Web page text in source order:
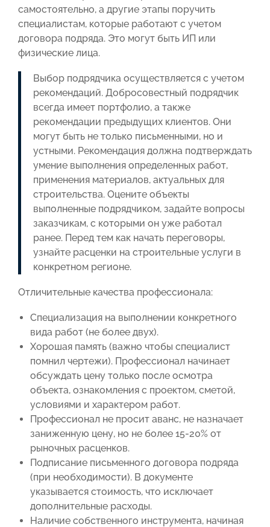
самостоятельно, а другие этапы поручить
специалистам, которые работают с учетом
договора подряда. Это могут быть ИП или
физические лица.
Выбор подрядчика осуществляется с учетом
рекомендаций. Добросовестный подрядчик
всегда имеет портфолио, а также
рекомендации предыдущих клиентов. Они
могут быть не только письменными, но и
устными. Рекомендация должна подтверждать
умение выполнения определенных работ,
применения материалов, актуальных для
строительства. Оцените объекты
выполненные подрядчиком, задайте вопросы
заказчикам, с которыми он уже работал
ранее. Перед тем как начать переговоры,
узнайте расценки на строительные услуги в
конкретном регионе.
Отличительные качества профессионала:
Специализация на выполнении конкретного
вида работ (не более двух).
Хорошая память (важно чтобы специалист
помнил чертежи). Профессионал начинает
обсуждать цену только после осмотра
объекта, ознакомления с проектом, сметой,
условиями и характером работ.
Профессионал не просит аванс, не назначает
заниженную цену, но не более 15-20% от
рыночных расценков.
Подписание письменного договора подряда
(при необходимости). В документе
указывается стоимость, что исключает
дополнительные расходы.
Наличие собственного инструмента, начиная